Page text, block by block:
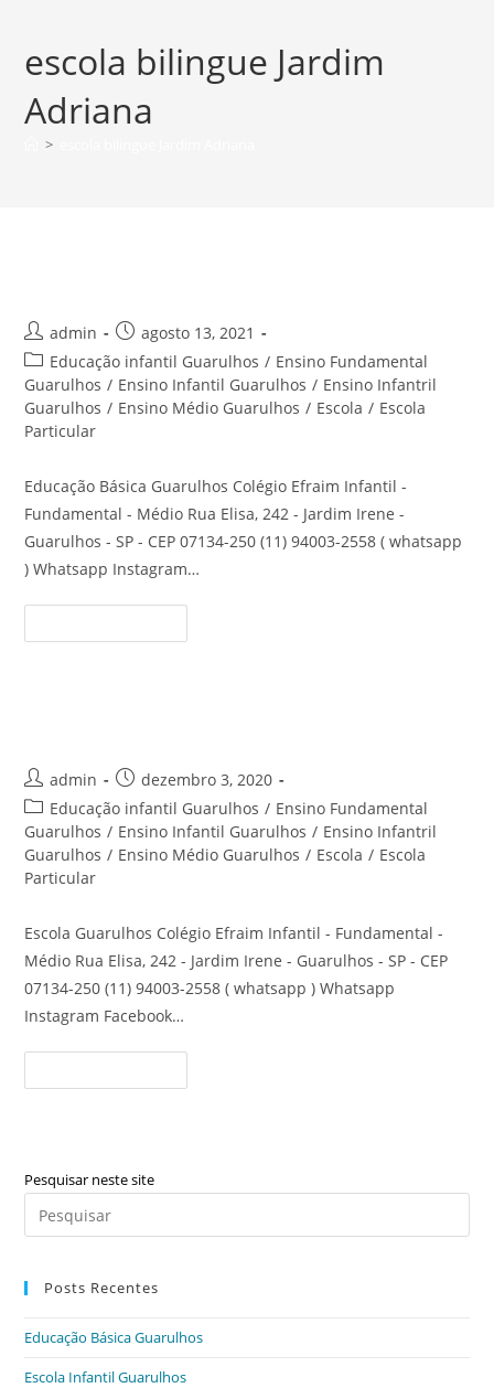
conteúdo
escola bilingue Jardim
Adriana
>
Autor
do
post:
admin
Post
publicado:
agosto 13, 2021
Categoria
do
post:
Educação infantil Guarulhos / Ensino Fundamental
Guarulhos / Ensino Infantil Guarulhos / Ensino Infantril
Guarulhos / Ensino Médio Guarulhos / Escola / Escola
Particular
Educação Básica Guarulhos Colégio Efraim Infantil -
Fundamental - Médio Rua Elisa, 242 - Jardim Irene -
Guarulhos - SP - CEP 07134-250 (11) 94003-2558 ( whatsapp
) Whatsapp Instagram…
Básica
Autor
do
post:
admin
Post
publicado:
dezembro 3, 2020
Categoria
do
post:
Educação infantil Guarulhos / Ensino Fundamental
Guarulhos / Ensino Infantil Guarulhos / Ensino Infantril
Guarulhos / Ensino Médio Guarulhos / Escola / Escola
Particular
Escola Guarulhos Colégio Efraim Infantil - Fundamental -
Médio Rua Elisa, 242 - Jardim Irene - Guarulhos - SP - CEP
07134-250 (11) 94003-2558 ( whatsapp ) Whatsapp
Instagram Facebook…
Infantil
Pesquisar neste site
a
Posts Recentes
Educação Básica Guarulhos
Escola Infantil Guarulhos